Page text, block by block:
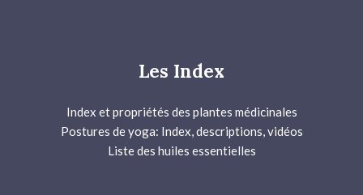
Les Index
Index et propriétés des plantes médicinales
Postures de yoga: Index, descriptions, vidéos
Liste des huiles essentielles